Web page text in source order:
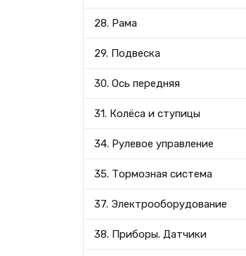
28. Рама
29. Подвеска
30. Ось передняя
31. Колёса и ступицы
34. Рулевое управление
35. Тормозная система
37. Электрооборудование
38. Приборы. Датчики